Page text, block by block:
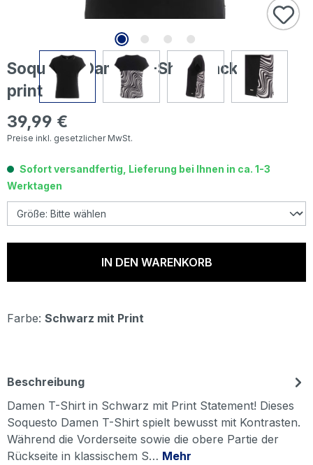
Soquesto Damen T-Shirt black back
print
Regulärer Preis:
39,99 €
Preise inkl. gesetzlicher MwSt.
Sofort versandfertig, Lieferung bei Ihnen in ca. 1-3
Werktagen
IN DEN WARENKORB
Farbe: Schwarz mit Print
Beschreibung
Damen T-Shirt in Schwarz mit Print Statement! Dieses
Soquesto Damen T-Shirt spielt bewusst mit Kontrasten.
Während die Vorderseite sowie die obere Partie der
Rückseite in klassischem S… Mehr